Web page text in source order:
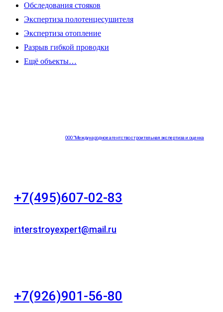
Обследования стояков
Экспертиза полотенцесушителя
Экспертиза отопление
Разрыв гибкой проводки
Ещё объекты…
ООО "Международное агентство строительная экспертиза и оценка
+7(495)607-02-83
interstroyexpert@mail.ru
+7(926)901-56-80